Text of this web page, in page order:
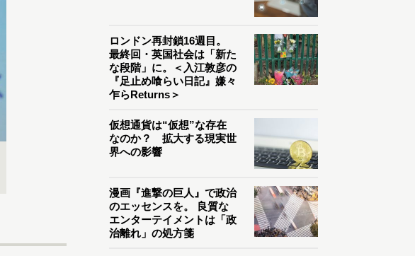
ロンドン再封鎖16週目。
最終回・英国社会は「新た
な段階」に。＜入江敦彦の
『足止め喰らい日記』嫌々
乍らReturns＞
仮想通貨は“仮想”な存在
なのか？ 拡大する現実世
界への影響
漫画『進撃の巨人』で政治
のエッセンスを。 良質な
エンターテイメントは「政
治離れ」の処方箋